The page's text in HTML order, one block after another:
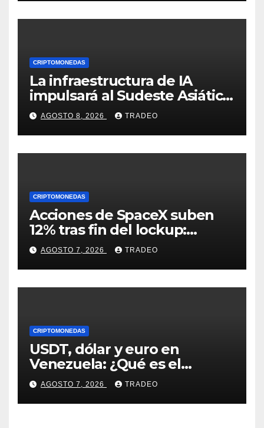
CRIPTOMONEDAS
La infraestructura de IA
impulsará al Sudeste Asiático,
destaca United Overseas
Bank
AGOSTO 8, 2026 TRADEO
CRIPTOMONEDAS
Acciones de SpaceX suben
12% tras fin del lockup:
¿Hasta dónde podrían llegar
en agosto?
AGOSTO 7, 2026 TRADEO
CRIPTOMONEDAS
USDT, dólar y euro en
Venezuela: ¿Qué es el
fenómeno “Rockets and
Feathers”?
AGOSTO 7, 2026 TRADEO